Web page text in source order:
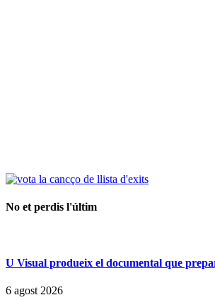
No et perdis l'últim
U Visual produeix el documental que
6 agost 2026